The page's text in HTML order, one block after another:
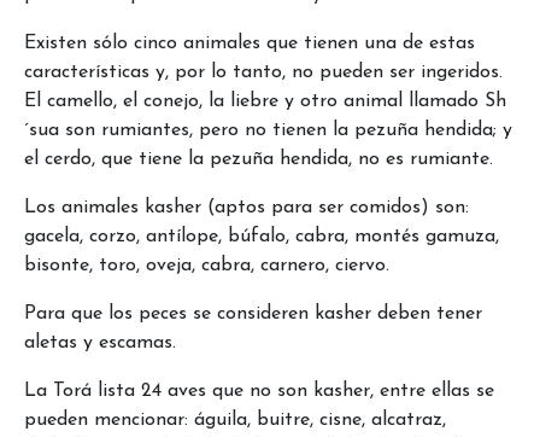
Existen sólo cinco animales que tienen una de estas
características y, por lo tanto, no pueden ser ingeridos.
El camello, el conejo, la liebre y otro animal llamado Sh
´sua son rumiantes, pero no tienen la pezuña hendida; y
el cerdo, que tiene la pezuña hendida, no es rumiante.
Los animales kasher (aptos para ser comidos) son:
gacela, corzo, antílope, búfalo, cabra, montés gamuza,
bisonte, toro, oveja, cabra, carnero, ciervo.
Para que los peces se consideren kasher deben tener
aletas y escamas.
La Torá lista 24 aves que no son kasher, entre ellas se
pueden mencionar: águila, buitre, cisne, alcatraz,